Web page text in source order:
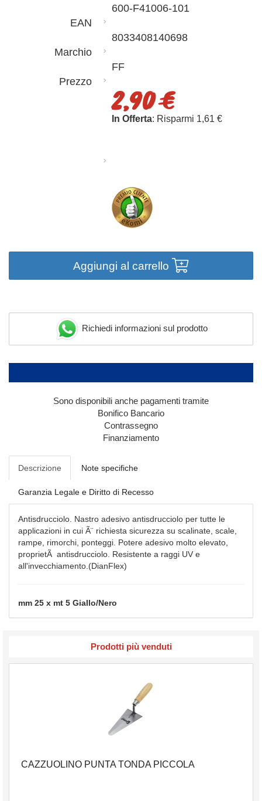
600-F41006-101
EAN
8033408140698
Marchio
FF
Prezzo
2,90 €
In Offerta: Risparmi 1,61 €
Aggiungi al carrello
Richiedi informazioni sul prodotto
Sono disponibili anche pagamenti tramite
Bonifico Bancario
Contrassegno
Finanziamento
Descrizione Note specifiche
Garanzia Legale e Diritto di Recesso
Antisdrucciolo. Nastro adesivo antisdrucciolo per tutte le
applicazioni in cui Ã¨ richiesta sicurezza su scalinate, scale,
rampe, rimorchi, ponteggi. Potere adesivo molto elevato,
proprietÃ antisdrucciolo. Resistente a raggi UV e
all'invecchiamento.(DianFlex)
mm 25 x mt 5 Giallo/Nero
Prodotti più venduti
CAZZUOLINO PUNTA TONDA PICCOLA